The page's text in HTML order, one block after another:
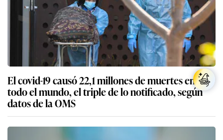
El covid-19 causó 22,1 millones de muertes en
todo el mundo, el triple de lo notificado, según
datos de la OMS